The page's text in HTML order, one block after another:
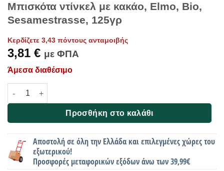
Μπισκότα ντίνκελ με κακάο, Elmo, Bio,
Sesamestrasse, 125γρ
Κερδίζετε 3,43 πόντους ανταμοιβής
3,81 € με ΦΠΑ
Άμεσα διαθέσιμο
Μπισκότα ντίνκελ με κακάο, Elmo, Bio, Sesamestrasse, 125γρ
Προσθήκη στο καλάθι
Αποστολή σε όλη την Ελλάδα και επιλεγμένες χώρες του
εξωτερικού!
Προσφορές μεταφορικών εξόδων άνω των 39,99€